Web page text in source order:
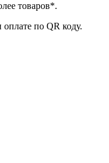
товаров*.
по QR коду.